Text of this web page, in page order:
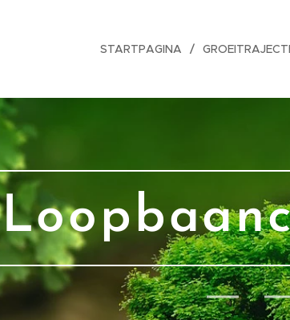
STARTPAGINA